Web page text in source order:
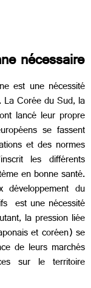
nécessaire
est une nécessité
Corée du Sud, la
lancé leur propre
se fassent
et des normes
les différents
en bonne santé.
du
est une nécessité
la pression liée
et coréen) se
de leurs marchés
sur le territoire